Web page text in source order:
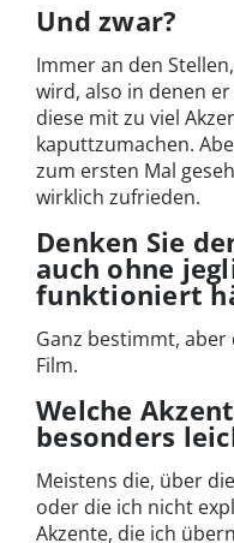
Und zwar?
Immer an den
wird, also in denen
diese mit zu viel
kaputtzumachen.
zum ersten Mal
wirklich zufrieden.
Denken Sie
auch ohne
funktioniert
Ganz bestimmt,
Film.
Welche
besonders
Meistens die, über
oder die ich nicht
Akzente, die ich